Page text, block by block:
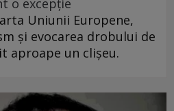
o excepție
Uniunii Europene,
și evocarea drobului de
aproape un clișeu.